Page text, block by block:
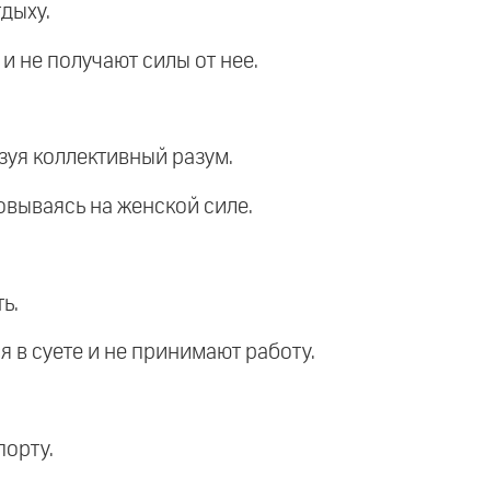
не получают силы от нее.
коллективный разум.
на женской силе.
в суете и не принимают работу.